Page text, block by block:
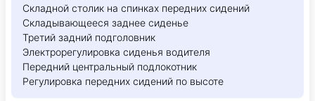
Складной столик на спинках передних сидений
Складывающееся заднее сиденье
Третий задний подголовник
Электрорегулировка сиденья водителя
Передний центральный подлокотник
Регулировка передних сидений по высоте